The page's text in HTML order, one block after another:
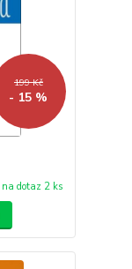
199 Kč
- 15 %
na dotaz 2 ks